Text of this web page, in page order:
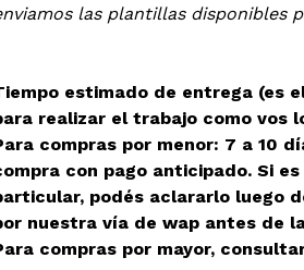
las plantillas disponibles
estimado de entrega (es
realizar el trabajo como vos
compras por menor: 7 a 10
con pago anticipado. Si
podés aclararlo luego
nuestra vía de wap antes de
compras por mayor,